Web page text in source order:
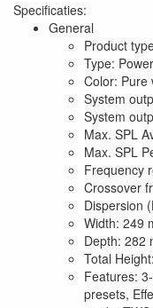
Specificaties:
General
Product
Type:
Color: Pure
System
System
Max. SPL
Max. SPL
Frequency
Crossover
Dispersion
Width: 249
Depth: 282
Total
Features:
presets,